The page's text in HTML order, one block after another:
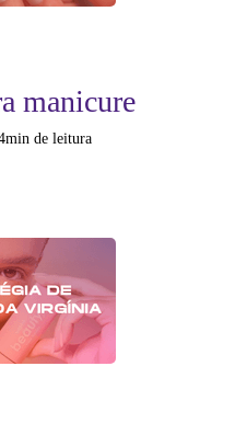
manicure
de leitura